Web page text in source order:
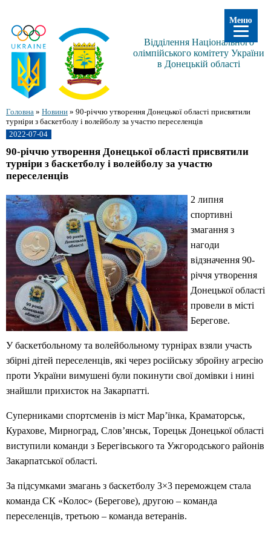
Відділення Національного
олімпійського комітету України
в Донецькій області
Головна » Новини » 90-річчю утворення Донецької області присвятили
турніри з баскетболу і волейболу за участю переселенців
2022-07-04
90-річчю утворення Донецької області присвятили
турніри з баскетболу і волейболу за участю
переселенців
2 липня
спортивні
змагання з
нагоди
відзначення 90-
річчя утворення
Донецької області
провели в місті
Берегове.
У баскетбольному та волейбольному турнірах взяли участь
збірні дітей переселенців, які через російську збройну агресію
проти України вимушені були покинути свої домівки і нині
знайшли прихисток на Закарпатті.
Суперниками спортсменів із міст Мар’їнка, Краматорськ,
Курахове, Мирноград, Слов’янськ, Торецьк Донецької області
виступили команди з Берегівського та Ужгородського районів
Закарпатської області.
За підсумками змагань з баскетболу 3×3 переможцем стала
команда СК «Колос» (Берегове), другою – команда
переселенців, третьою – команда ветеранів.
Меню